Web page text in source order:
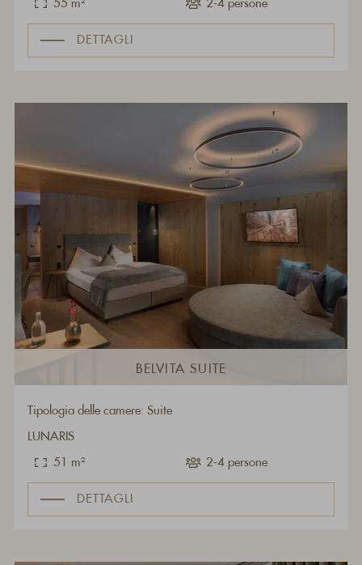
55 m² 2-4 persone
DETTAGLI
BELVITA SUITE
Tipologia delle camere: Suite
LUNARIS
51 m² 2-4 persone
DETTAGLI